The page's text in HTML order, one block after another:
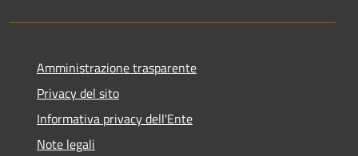
Amministrazione trasparente
Privacy del sito
Informativa privacy dell'Ente
Note legali